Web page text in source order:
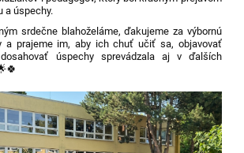
a úspechy.
srdečne blahoželáme, ďakujeme za výbornú
a prajeme im, aby ich chuť učiť sa, objavovať
úspechy sprevádzala aj v ďalších